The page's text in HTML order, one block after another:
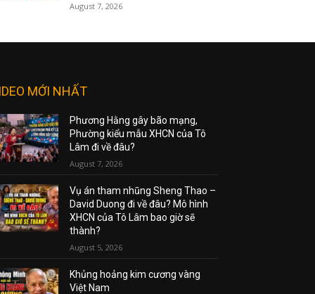
August 7, 2026
MỚI NHẤT
Phương Hằng gây bão mạng,
Phường kiểu mẫu XHCN của Tô
Lâm đi về đâu?
August 7, 2026
Vụ án tham nhũng Sheng Thao –
David Duong đi về đâu? Mô hình
XHCN của Tô Lâm bao giờ sẽ
thành?
August 5, 2026
Khủng hoảng kim cương vàng
Việt Nam